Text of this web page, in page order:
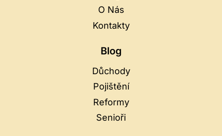
O Nás
Kontakty
Blog
Důchody
Pojištění
Reformy
Senioři